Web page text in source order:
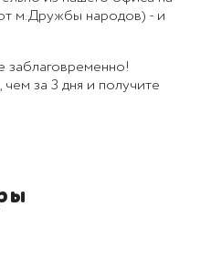
м.Дружбы народов) - и
заблаговременно!
за 3 дня и получите